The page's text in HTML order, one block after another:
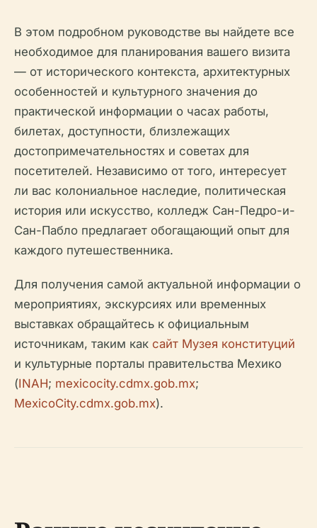
В этом подробном руководстве вы найдете все
необходимое для планирования вашего визита
— от исторического контекста, архитектурных
особенностей и культурного значения до
практической информации о часах работы,
билетах, доступности, близлежащих
достопримечательностях и советах для
посетителей. Независимо от того, интересует
ли вас колониальное наследие, политическая
история или искусство, колледж Сан-Педро-и-
Сан-Пабло предлагает обогащающий опыт для
каждого путешественника.
Для получения самой актуальной информации о
мероприятиях, экскурсиях или временных
выставках обращайтесь к официальным
источникам, таким как сайт Музея конституций
и культурные порталы правительства Мехико
(INAH; mexicocity.cdmx.gob.mx;
MexicoCity.cdmx.gob.mx).